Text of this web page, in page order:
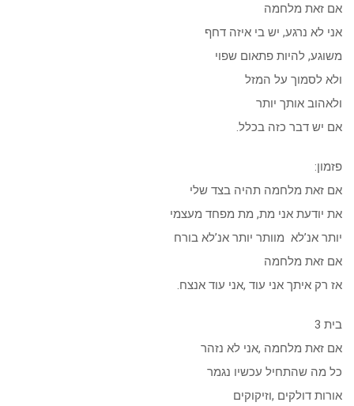
אם זאת מלחמה
אני לא נרגע, יש בי איזה דחף
משוגע, להיות פתאום שפוי
ולא לסמוך על המזל
ולאהוב אותך יותר
אם יש דבר כזה בכלל.
פזמון:
אם זאת מלחמה תהיה בצד שלי
את יודעת אני מת, מת מפחד מעצמי
יותר אנ’לא מוותר יותר אנ’לא בורח
אם זאת מלחמה
אז רק איתך אני עוד ,אני עוד אנצח.
בית 3
אם זאת מלחמה ,אני לא נזהר
כל מה שהתחיל עכשיו נגמר
אורות דולקים ,וזיקוקים